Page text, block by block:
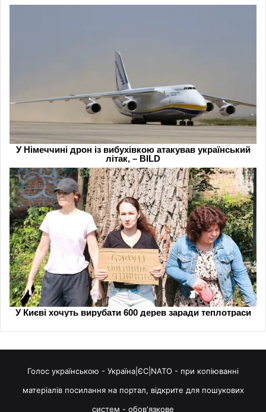
Голос українською - Україна|ЄС|NATO - при копіюванні
матеріалів посилання на портал, відкрите для пошукових
систем - обов'язкове